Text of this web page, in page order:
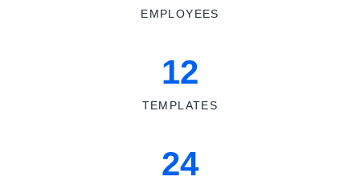
EMPLOYEES
12
TEMPLATES
24